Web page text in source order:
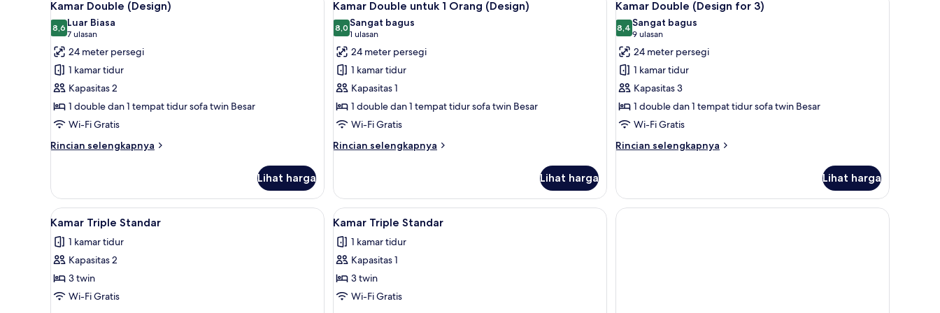
(Style)
untuk
Orang
(Style)
semua
foto
untuk
Kamar
Double
(Design)
5
Kamar Double (Design)
8,68,6 dari 10
Luar Biasa
7 ulasan
(7
ulasan)
24 meter persegi
1 kamar tidur
Kapasitas 2
1 double dan 1 tempat tidur sofa twin Besar
Wi-Fi Gratis
Rincian selengkapnya
Rincian
Kamar
Double
(Design)
Lihat harga
semua
foto
untuk
Kamar
Double
untuk
1
Orang
(Design)
5
Kamar Double untuk 1 Orang (Design)
8,08,0 dari 10
Sangat bagus
1 ulasan
(1
ulasan)
24 meter persegi
1 kamar tidur
Kapasitas 1
1 double dan 1 tempat tidur sofa twin Besar
Wi-Fi Gratis
Rincian selengkapnya
Rincian
Kamar
Double
untuk
Orang
(Design)
Lihat harga
semua
foto
untuk
Kamar
Double
(Design
for
3)
5
Kamar Double (Design for 3)
8,48,4 dari 10
Sangat bagus
9 ulasan
(9
ulasan)
24 meter persegi
1 kamar tidur
Kapasitas 3
1 double dan 1 tempat tidur sofa twin Besar
Wi-Fi Gratis
Rincian selengkapnya
Rincian
Kamar
Double
(Design
Lihat harga
Lihat
semua
foto
untuk
Kamar
Triple
Seprai antialergi, brankas, meja kerja, dan kedap suara
5
Kamar Triple Standar
1 kamar tidur
Kapasitas 2
3 twin
Wi-Fi Gratis
Lihat
semua
foto
untuk
Kamar
Triple
Seprai antialergi, brankas, meja kerja, dan kedap suara
5
Kamar Triple Standar
1 kamar tidur
Kapasitas 1
3 twin
Wi-Fi Gratis